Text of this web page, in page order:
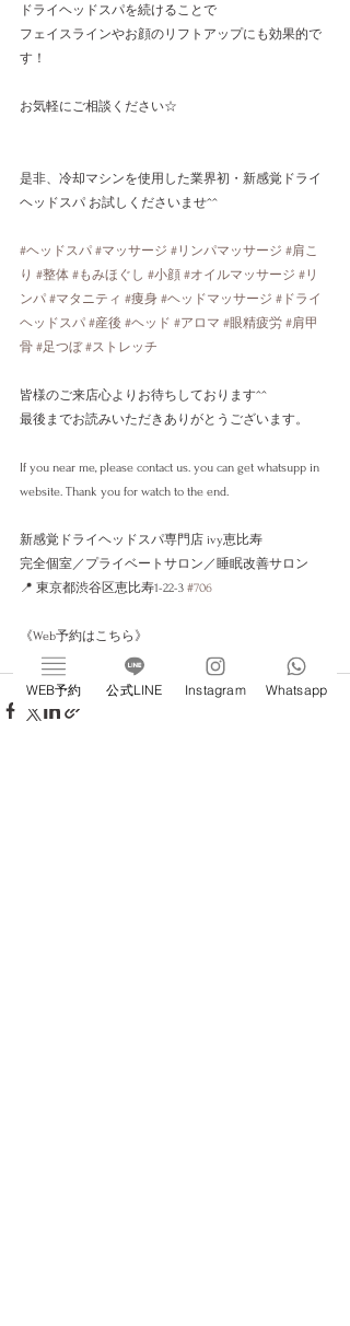
ドライヘッドスパを続けることで
フェイスラインやお顔のリフトアップにも効果的で
す！
お気軽にご相談ください☆
是非、冷却マシンを使用した業界初・新感覚ドライ
ヘッドスパ お試しくださいませ^^
#ヘッドスパ #マッサージ #リンパマッサージ #肩こ
り #整体 #もみほぐし #小顔 #オイルマッサージ #リ
ンパ #マタニティ #痩身 #ヘッドマッサージ #ドライ
ヘッドスパ #産後 #ヘッド #アロマ #眼精疲労 #肩甲
骨 #足つぼ #ストレッチ
皆様のご来店心よりお待ちしております^^
最後までお読みいただきありがとうございます。
If you near me, please contact us. you can get whatsupp in
website. Thank you for watch to the end.
新感覚ドライヘッドスパ専門店 ivy恵比寿
完全個室／プライベートサロン／睡眠改善サロン
📍 東京都渋谷区恵比寿1-22-3 #706
《Web予約はこちら》
https://w4x9r3.b-merit.jp/q79s3j/web
WEB予約 公式LINE Instagram Whatsapp